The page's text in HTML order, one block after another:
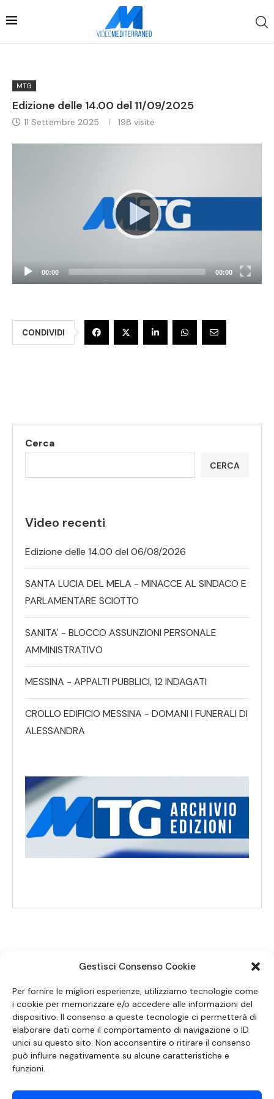
Gestisci Consenso Cookie
Per fornire le migliori esperienze, utilizziamo tecnologie come
i cookie per memorizzare e/o accedere alle informazioni del
dispositivo. Il consenso a queste tecnologie ci permetterà di
elaborare dati come il comportamento di navigazione o ID
unici su questo sito. Non acconsentire o ritirare il consenso
può influire negativamente su alcune caratteristiche e
funzioni.
MTG
Edizione delle 14.00 del 11/09/2025
11 Settembre 2025 198 visite
00:00 00:00
CONDIVIDI
Cerca
CERCA
Video recenti
Edizione delle 14.00 del 06/08/2026
SANTA LUCIA DEL MELA - MINACCE AL SINDACO E
PARLAMENTARE SCIOTTO
SANITA' - BLOCCO ASSUNZIONI PERSONALE
AMMINISTRATIVO
MESSINA - APPALTI PUBBLICI, 12 INDAGATI
CROLLO EDIFICIO MESSINA - DOMANI I FUNERALI DI
ALESSANDRA
SEGUICI SUI SOCIAL